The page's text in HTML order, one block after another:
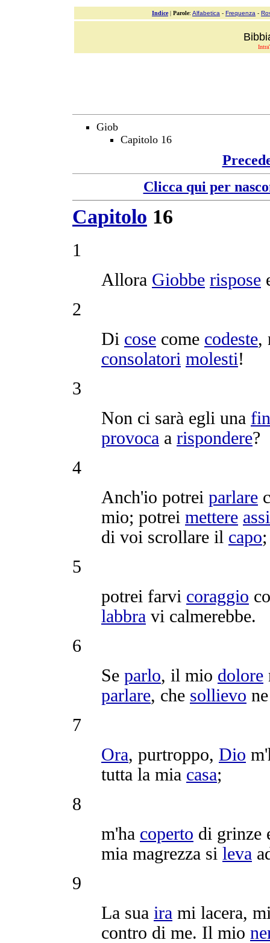
Indice| Parole: Alfabetica - Frequenza -
Giob
Capitolo 16
Clicca qui per
Capitolo 16
1
Allora Giobbe rispose
2
Di cose come codeste,
consolatori molesti!
3
Non ci sarà egli una
provoca a rispondere?
4
Anch'io potrei parlare
mio; potrei mettere
di voi scrollare il capo;
5
potrei farvi coraggio
labbra vi calmerebbe.
6
Se parlo, il mio dolore
parlare, che sollievo
7
Ora, purtroppo, Dio
tutta la mia casa;
8
m'ha coperto di grinze
mia magrezza si leva
9
La sua ira mi lacera,
contro di me. Il mio